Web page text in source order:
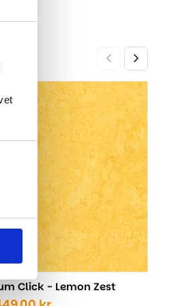
Click - Lemon Zest